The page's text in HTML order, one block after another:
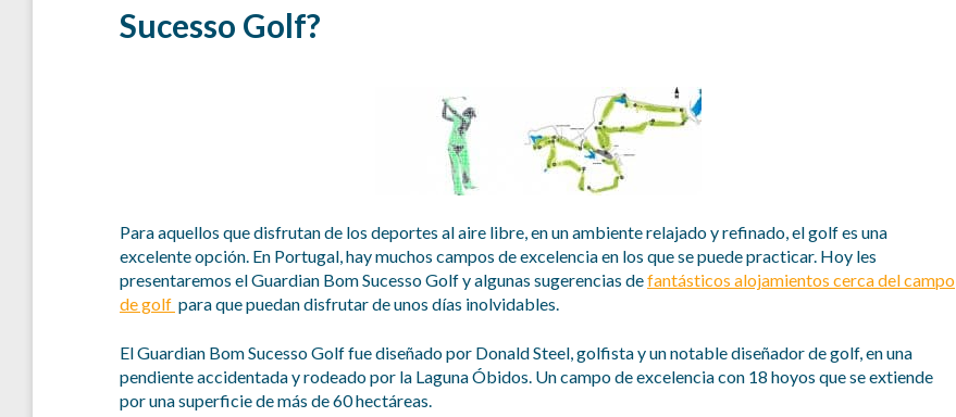
Sucesso Golf?
Para aquellos que disfrutan de los deportes al aire libre, en un ambiente relajado y refinado, el golf es una
excelente opción. En Portugal, hay muchos campos de excelencia en los que se puede practicar. Hoy les
presentaremos el Guardian Bom Sucesso Golf y algunas sugerencias defantásticos alojamientos cerca del campo
de golf para que puedan disfrutar de unos días inolvidables.
El Guardian Bom Sucesso Golf fue diseñado por Donald Steel, golfista y un notable diseñador de golf, en una
pendiente accidentada y rodeado por la Laguna Óbidos. Un campo de excelencia con 18 hoyos que se extiende
por una superficie de más de 60 hectáreas.